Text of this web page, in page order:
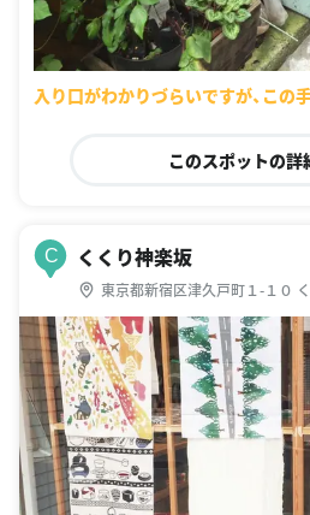
入り口がわかりづらいですが、この手
このスポットの詳
C くくり神楽坂
東京都新宿区津久戸町１-１０